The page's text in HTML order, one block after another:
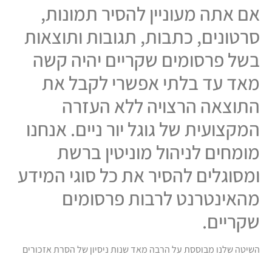
אם אתה מעוניין להסיר תמונות,
סרטונים, כתבות, תגובות ותוצאות
בשל פרסומים שקריים יהיה קשה
מאד עד בלתי אפשרי לקבל את
התוצאה הרצויה ללא העזרה
המקצועית של גוגל יור ניים. אנחנו
מומחים לניהול מוניטין ברשת
ומסוגלים להסיר את כל סוגי המידע
מהאינטרנט לרבות פרסומים
שקריים.
השיטה שלנו מבוססת על הרבה מאד שנות ניסיון של הסרת אזכורים